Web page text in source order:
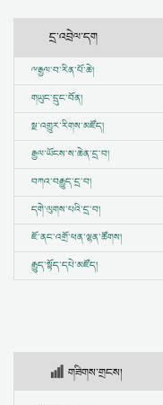
དྲ་འབྲེལ་དག
ྋརྒྱལ་བ་རིན་པོ་ཆེ།
གཡུང་དྲུང་བོན།
སྔ་འགྱུར་རིགས་མཛོད།
རྒྱལ་ཡོངས་ས་ཆེན་དྲ་བ།
བཀའ་བརྒྱུད་དྲ་བ།
དགེ་ལུགས་པའི་དྲ་བ།
ཇོ་ནང་འགྲོ་ཕན་ལྷན་ཚོགས།
རྒྱུད་སྟོད་དཔེ་མཛོད།